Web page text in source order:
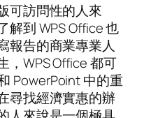
可訪問性的人來
解到 WPS Office 也
報告的商業專業人
，WPS Office 都可
PowerPoint 中的重
尋找經濟實惠的辦